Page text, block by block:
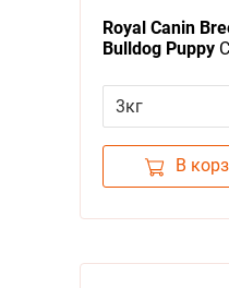
Royal Canin
Bulldog Puppy
Французский
до 1 года
3кг
В